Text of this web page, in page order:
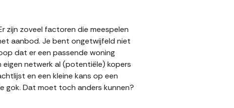
zijn zoveel factoren die meespelen
aanbod. Je bent ongetwijfeld niet
dat er een passende woning
eigen netwerk al (potentiële) kopers
en een kleine kans op een
gok. Dat moet toch anders kunnen?